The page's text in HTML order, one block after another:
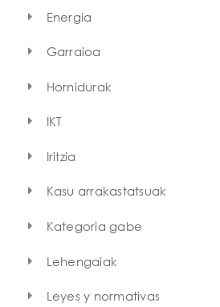
Energia
Garraioa
Hornidurak
IKT
Iritzia
Kasu arrakastatsuak
Kategoria gabe
Lehengaiak
Leyes y normativas